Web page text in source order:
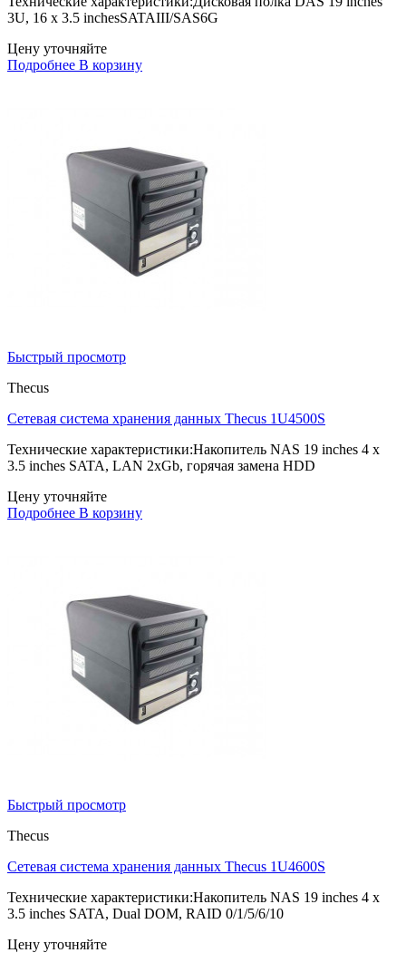
3U, 16 x 3.5 inchesSATAIII/SAS6G
Цену уточняйте
Подробнее В корзину
Быстрый просмотр
Thecus
Сетевая система хранения данных Thecus 1U4500S
Технические характеристики:Накопитель NAS 19 inches 4 x
3.5 inches SATA, LAN 2xGb, горячая замена HDD
Цену уточняйте
Подробнее В корзину
Быстрый просмотр
Thecus
Сетевая система хранения данных Thecus 1U4600S
Технические характеристики:Накопитель NAS 19 inches 4 x
3.5 inches SATA, Dual DOM, RAID 0/1/5/6/10
Цену уточняйте